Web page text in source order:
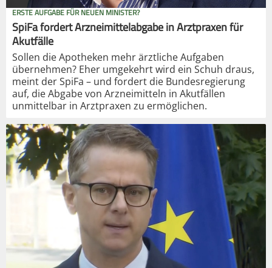
ERSTE AUFGABE FÜR NEUEN MINISTER?
SpiFa fordert Arzneimittelabgabe in Arztpraxen für
Akutfälle
Sollen die Apotheken mehr ärztliche Aufgaben
übernehmen? Eher umgekehrt wird ein Schuh draus,
meint der SpiFa – und fordert die Bundesregierung
auf, die Abgabe von Arzneimitteln in Akutfällen
unmittelbar in Arztpraxen zu ermöglichen.